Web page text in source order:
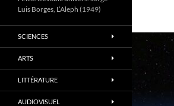
Luis Borges, L’Aleph (1949)
SCIENCES
ARTS
LITTÉRATURE
AUDIOVISUEL